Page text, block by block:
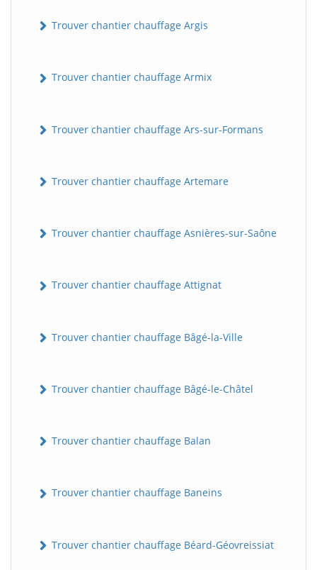
Trouver chantier chauffage Argis
Trouver chantier chauffage Armix
Trouver chantier chauffage Ars-sur-Formans
Trouver chantier chauffage Artemare
Trouver chantier chauffage Asnières-sur-Saône
Trouver chantier chauffage Attignat
Trouver chantier chauffage Bâgé-la-Ville
Trouver chantier chauffage Bâgé-le-Châtel
Trouver chantier chauffage Balan
Trouver chantier chauffage Baneins
Trouver chantier chauffage Béard-Géovreissiat